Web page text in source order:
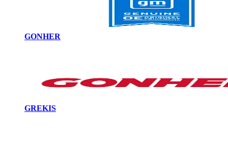
GONHER
GREKIS